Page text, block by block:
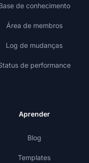
de conhecimento
Área de membros
Log de mudanças
de performance
Aprender
Blog
Templates